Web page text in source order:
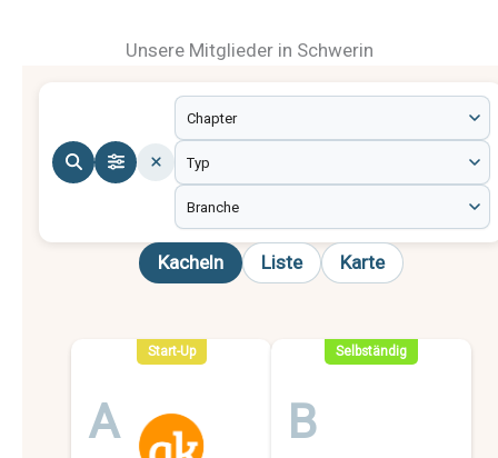
Unsere Mitglieder in Schwerin
Kacheln Liste Karte
Start-Up
A
Selbständig
B